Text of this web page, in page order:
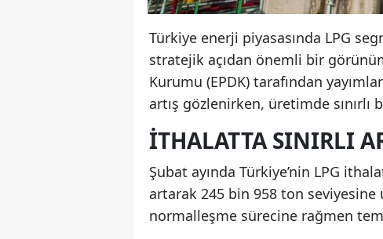
Türkiye enerji piyasasında LPG
stratejik açıdan önemli bir
Kurumu (EPDK) tarafından
artış gözlenirken, üretimde
İTHALATTA SINIRLI
Şubat ayında Türkiye’nin LPG
artarak 245 bin 958 ton seviyesine
normalleşme sürecine rağmen